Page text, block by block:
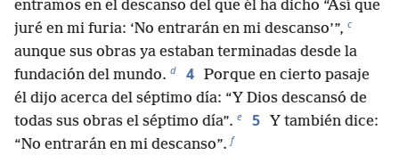
entramos en el descanso del que él ha dicho “Así que
juré en mi furia: ‘No entrarán en mi descanso’”, c
aunque sus obras ya estaban terminadas desde la
fundación del mundo. d 4 Porque en cierto pasaje
él dijo acerca del séptimo día: “Y Dios descansó de
todas sus obras el séptimo día”. e 5 Y también dice:
“No entrarán en mi descanso”. f